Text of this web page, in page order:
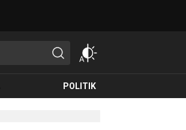
POLITIK